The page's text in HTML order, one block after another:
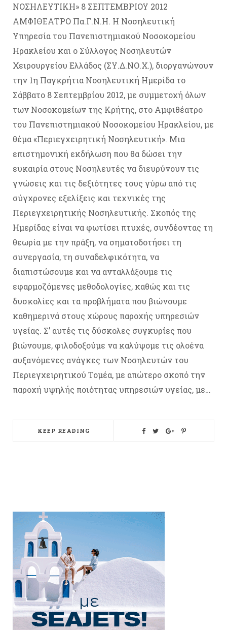
ΝΟΣΗΛΕΥΤΙΚΗ» 8 ΣΕΠΤΕΜΒΡΙΟΥ 2012
ΑΜΦΙΘΕΑΤΡΟ Πα.Γ.Ν.Η. Η Νοσηλευτική
Υπηρεσία του Πανεπιστημιακού Νοσοκομείου
Ηρακλείου και ο Σύλλογος Νοσηλευτών
Χειρουργείου Ελλάδος (ΣΥ.Δ.ΝΟ.Χ.), διοργανώνουν
την 1η Παγκρήτια Νοσηλευτική Ημερίδα το
Σάββατο 8 Σεπτεμβρίου 2012, με συμμετοχή όλων
των Νοσοκομείων της Κρήτης, στο Αμφιθέατρο
του Πανεπιστημιακού Νοσοκομείου Ηρακλείου, με
θέμα «Περιεγχειρητική Νοσηλευτική». Μια
επιστημονική εκδήλωση που θα δώσει την
ευκαιρία στους Νοσηλευτές να διευρύνουν τις
γνώσεις και τις δεξιότητες τους γύρω από τις
σύγχρονες εξελίξεις και τεχνικές της
Περιεγχειρητικής Νοσηλευτικής. Σκοπός της
Ημερίδας είναι να φωτίσει πτυχές, συνδέοντας τη
θεωρία με την πράξη, να σηματοδοτήσει τη
συνεργασία, τη συναδελφικότητα, να
διαπιστώσουμε και να ανταλλάξουμε τις
εφαρμοζόμενες μεθοδολογίες, καθώς και τις
δυσκολίες και τα προβλήματα που βιώνουμε
καθημερινά στους χώρους παροχής υπηρεσιών
υγείας. Σ’ αυτές τις δύσκολες συγκυρίες που
βιώνουμε, φιλοδοξούμε να καλύψομε τις ολοένα
αυξανόμενες ανάγκες των Νοσηλευτών του
Περιεγχειρητικού Τομέα, με απώτερο σκοπό την
παροχή υψηλής ποιότητας υπηρεσιών υγείας, με…
KEEP READING